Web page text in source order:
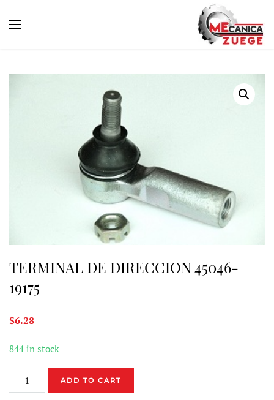
TERMINAL DE DIRECCION 45046-
19175
$6.28
844 in stock
TERMINAL
DE
ADD TO CART